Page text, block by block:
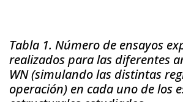
Tabla 1. Número de ensayos
realizados para las diferentes
WN (simulando las distintas
operación) en cada uno de los